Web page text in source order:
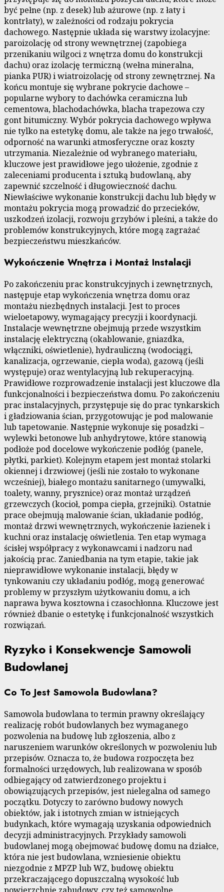
być pełne (np. z desek) lub ażurowe (np. z łaty i
kontrłaty), w zależności od rodzaju pokrycia
dachowego. Następnie układa się warstwy izolacyjne:
paroizolację od strony wewnętrznej (zapobiega
przenikaniu wilgoci z wnętrza domu do konstrukcji
dachu) oraz izolację termiczną (wełna mineralna,
pianka PUR) i wiatroizolację od strony zewnętrznej. Na
końcu montuje się wybrane pokrycie dachowe –
popularne wybory to dachówka ceramiczna lub
cementowa, blachodachówka, blacha trapezowa czy
gont bitumiczny. Wybór pokrycia dachowego wpływa
nie tylko na estetykę domu, ale także na jego trwałość,
odporność na warunki atmosferyczne oraz koszty
utrzymania. Niezależnie od wybranego materiału,
kluczowe jest prawidłowe jego ułożenie, zgodnie z
zaleceniami producenta i sztuką budowlaną, aby
zapewnić szczelność i długowieczność dachu.
Niewłaściwe wykonanie konstrukcji dachu lub błędy w
montażu pokrycia mogą prowadzić do przecieków,
uszkodzeń izolacji, rozwoju grzybów i pleśni, a także do
problemów konstrukcyjnych, które mogą zagrażać
bezpieczeństwu mieszkańców.
Wykończenie Wnętrza i Montaż Instalacji
Po zakończeniu prac konstrukcyjnych i zewnętrznych,
następuje etap wykończenia wnętrza domu oraz
montażu niezbędnych instalacji. Jest to proces
wieloetapowy, wymagający precyzji i koordynacji.
Instalacje wewnętrzne obejmują przede wszystkim
instalację elektryczną (okablowanie, gniazdka,
włączniki, oświetlenie), hydrauliczną (wodociągi,
kanalizacja, ogrzewanie, ciepła woda), gazową (jeśli
występuje) oraz wentylacyjną lub rekuperacyjną.
Prawidłowe rozprowadzenie instalacji jest kluczowe dla
funkcjonalności i bezpieczeństwa domu. Po zakończeniu
prac instalacyjnych, przystępuje się do prac tynkarskich
i gładziowania ścian, przygotowując je pod malowanie
lub tapetowanie. Następnie wykonuje się posadzki –
wylewki betonowe lub anhydrytowe, które stanowią
podłoże pod docelowe wykończenie podłóg (panele,
płytki, parkiet). Kolejnym etapem jest montaż stolarki
okiennej i drzwiowej (jeśli nie zostało to wykonane
wcześniej), białego montażu sanitarnego (umywalki,
toalety, wanny, prysznice) oraz montaż urządzeń
grzewczych (kocioł, pompa ciepła, grzejniki). Ostatnie
prace obejmują malowanie ścian, układanie podłóg,
montaż drzwi wewnętrznych, wykończenie łazienek i
kuchni oraz instalację oświetlenia. Ten etap wymaga
ścisłej współpracy z wykonawcami i nadzoru nad
jakością prac. Zaniedbania na tym etapie, takie jak
nieprawidłowe wykonanie instalacji, błędy w
tynkowaniu czy układaniu podłóg, mogą generować
problemy w przyszłym użytkowaniu domu, a ich
naprawa bywa kosztowna i czasochłonna. Kluczowe jest
również dbanie o estetykę i funkcjonalność wszystkich
rozwiązań.
Ryzyko i Konsekwencje Samowoli
Budowlanej
Co To Jest Samowola Budowlana?
Samowola budowlana to termin prawny określający
realizację robót budowlanych bez wymaganego
pozwolenia na budowę lub zgłoszenia, albo z
naruszeniem warunków określonych w pozwoleniu lub
przepisów. Oznacza to, że budowa rozpoczęta bez
formalności urzędowych, lub realizowana w sposób
odbiegający od zatwierdzonego projektu i
obowiązujących przepisów, jest nielegalna od samego
początku. Dotyczy to zarówno budowy nowych
obiektów, jak i istotnych zmian w istniejących
budynkach, które wymagają uzyskania odpowiednich
decyzji administracyjnych. Przykłady samowoli
budowlanej mogą obejmować budowę domu na działce,
która nie jest budowlana, wzniesienie obiektu
niezgodnie z MPZP lub WZ, budowę obiektu
przekraczającego dopuszczalną wysokość lub